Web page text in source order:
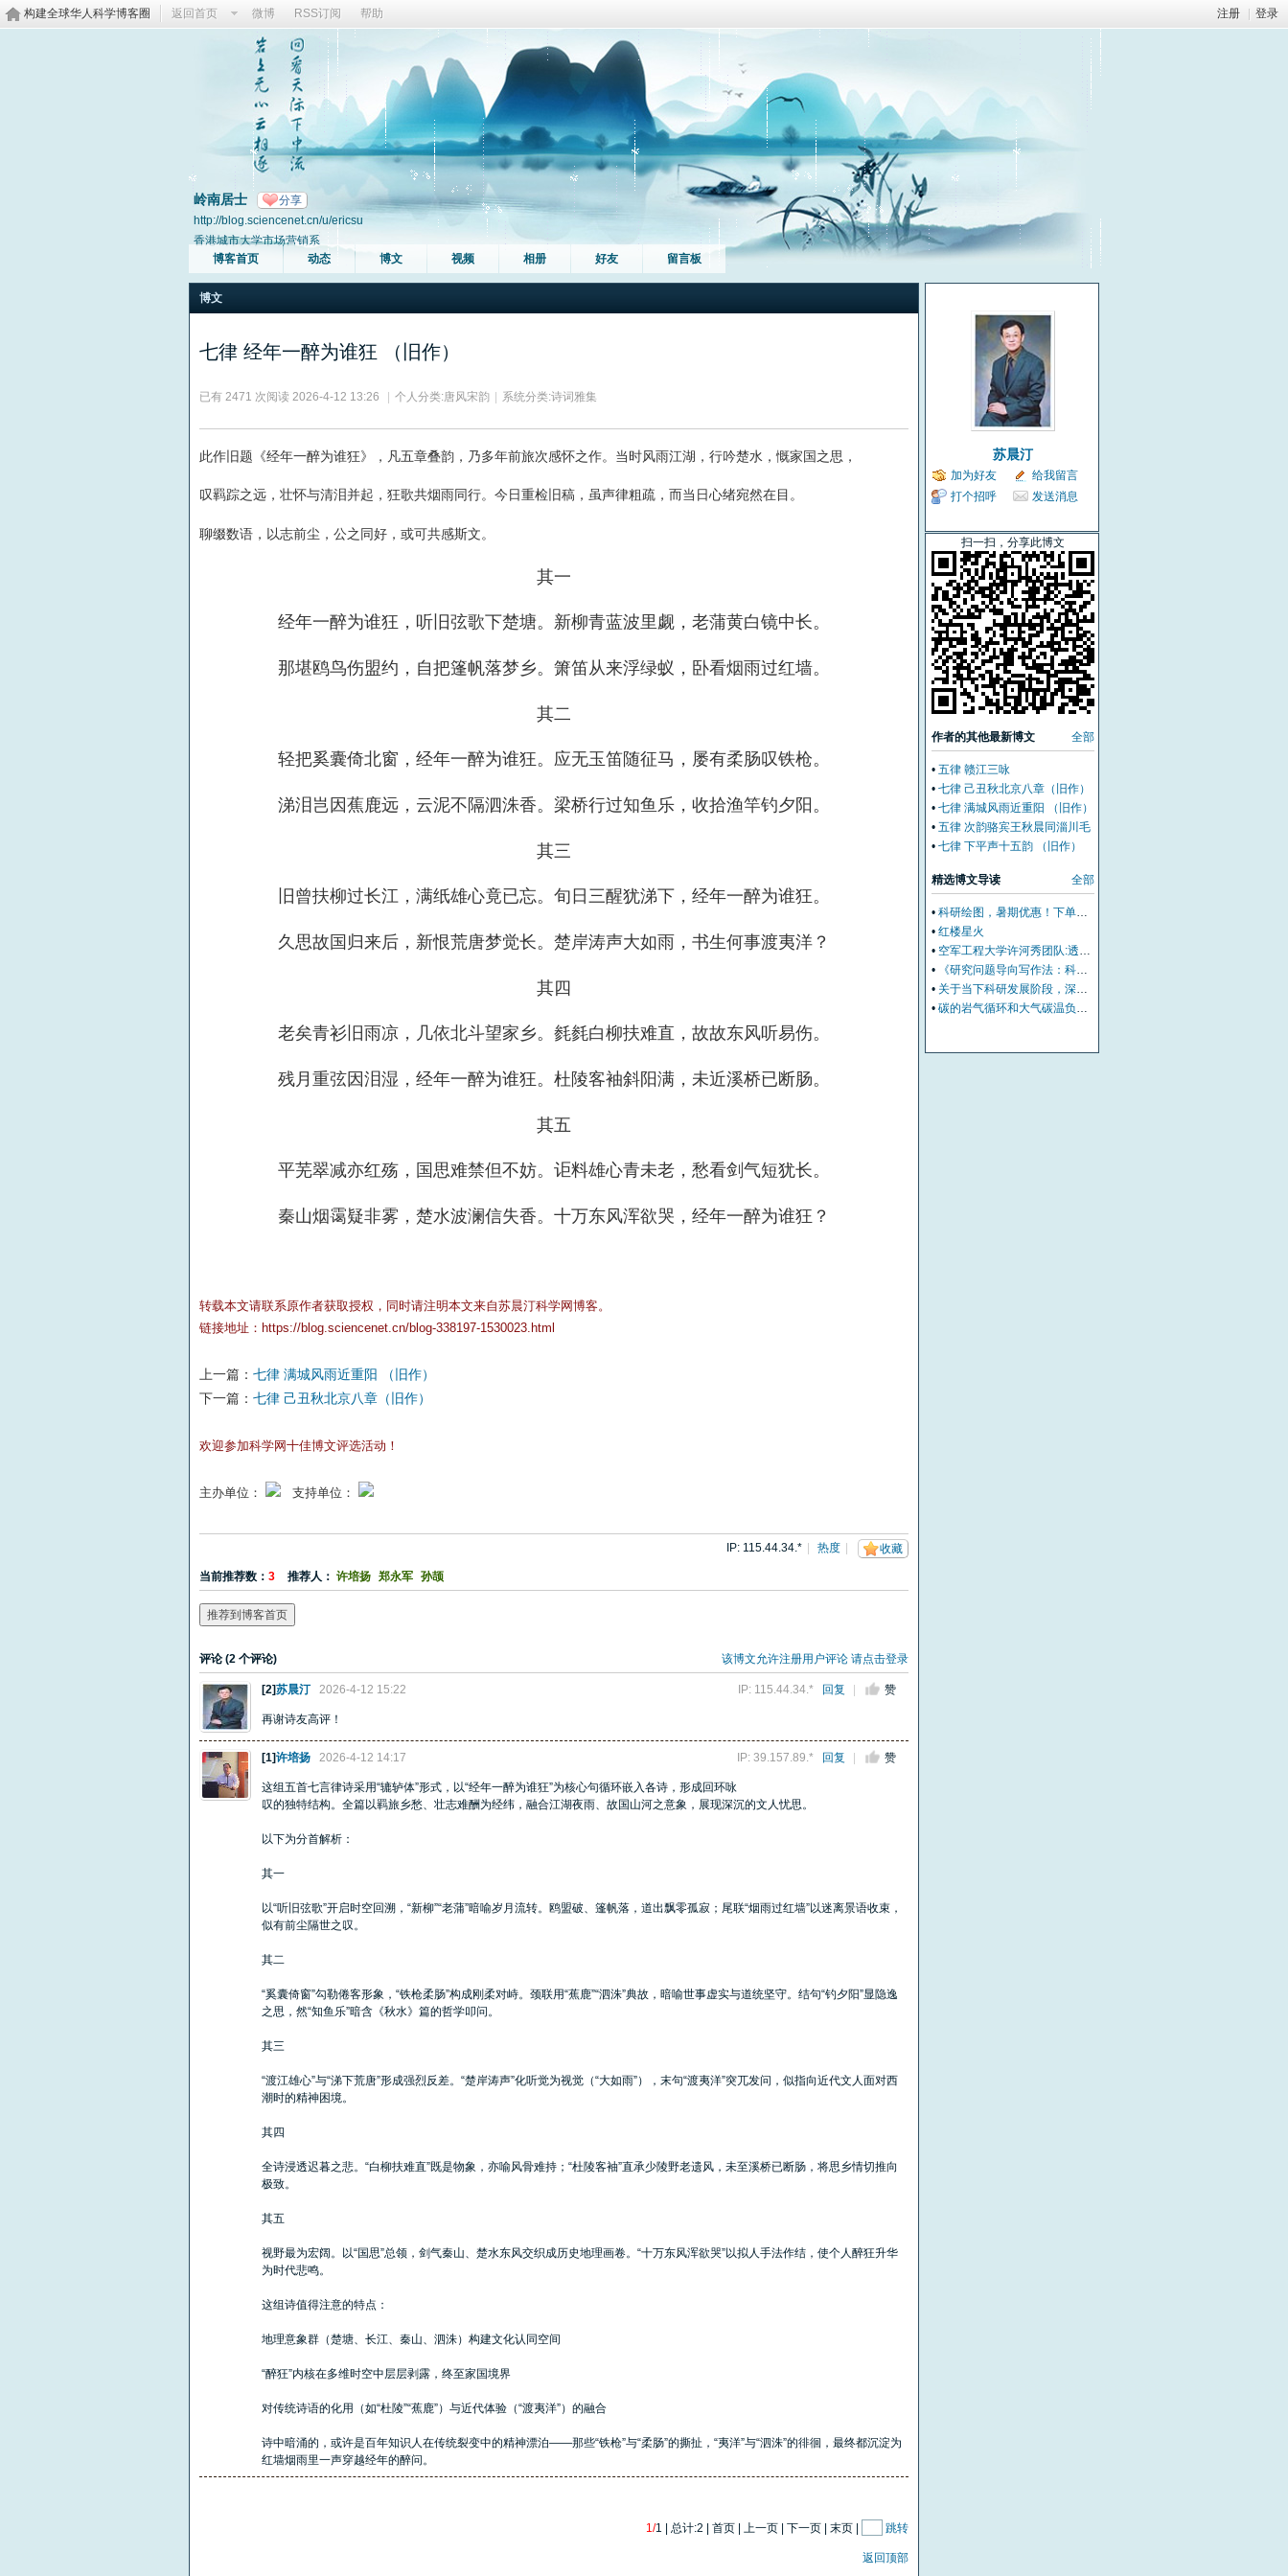
注册 登录
构建全球华人科学博客圈 返回首页 微博 RSS订阅 帮助
岭南居士 分享
http://blog.sciencenet.cn/u/ericsu
香港城市大学市场营销系
博客首页
动态 博文 视频 相册 好友 留言板
博文
七律 经年一醉为谁狂 （旧作）
已有 2471 次阅读 2026-4-12 13:26 个人分类:唐风宋韵 系统分类:诗词雅集
此作旧题《经年一醉为谁狂》，凡五章叠韵，乃多年前旅次感怀之作。当时风雨江湖，行吟楚水，慨家国之思，
叹羁踪之远，壮怀与清泪并起，狂歌共烟雨同行。今日重检旧稿，虽声律粗疏，而当日心绪宛然在目。
聊缀数语，以志前尘，公之同好，或可共感斯文。
其一
经年一醉为谁狂，听旧弦歌下楚塘。新柳青蓝波里觑，老蒲黄白镜中长。
那堪鸥鸟伤盟约，自把篷帆落梦乡。箫笛从来浮绿蚁，卧看烟雨过红墙。
其二
轻把奚囊倚北窗，经年一醉为谁狂。应无玉笛随征马，屡有柔肠叹铁枪。
涕泪岂因蕉鹿远，云泥不隔泗洙香。梁桥行过知鱼乐，收拾渔竿钓夕阳。
其三
旧曾扶柳过长江，满纸雄心竟已忘。旬日三醒犹涕下，经年一醉为谁狂。
久思故国归来后，新恨荒唐梦觉长。楚岸涛声大如雨，书生何事渡夷洋？
其四
老矣青衫旧雨凉，几依北斗望家乡。毵毵白柳扶难直，故故东风听易伤。
残月重弦因泪湿，经年一醉为谁狂。杜陵客袖斜阳满，未近溪桥已断肠。
其五
平芜翠减亦红殇，国思难禁但不妨。讵料雄心青未老，愁看剑气短犹长。
秦山烟霭疑非雾，楚水波澜信失香。十万东风浑欲哭，经年一醉为谁狂？
转载本文请联系原作者获取授权，同时请注明本文来自苏晨汀科学网博客。
链接地址： https://blog.sciencenet.cn/blog-338197-1530023.html
上一篇： 七律 满城风雨近重阳 （旧作）
下一篇： 七律 己丑秋北京八章（旧作）
欢迎参加科学网十佳博文评选活动！
主办单位： 支持单位：
收藏
IP: 115.44.34.* | 热度 |
当前推荐数： 3 推荐人： 许培扬 郑永军 孙颉
推荐到博客首页
该博文允许注册用户评论 请点击登录
评论 (2 个评论)
IP: 115.44.34.* 回复 赞
[2]苏晨汀 2026-4-12 15:22
再谢诗友高评！
IP: 39.157.89.* 回复 赞
[1]许培扬 2026-4-12 14:17
这组五首七言律诗采用“辘轳体”形式，以“经年一醉为谁狂”为核心句循环嵌入各诗，形成回环咏
叹的独特结构。全篇以羁旅乡愁、壮志难酬为经纬，融合江湖夜雨、故国山河之意象，展现深沉的文人忧思。
以下为分首解析：
其一​
以“听旧弦歌”开启时空回溯，“新柳”“老蒲”暗喻岁月流转。鸥盟破、篷帆落，道出飘零孤寂；尾联“烟雨过红墙”以迷离景语收束，
似有前尘隔世之叹。
其二​
“奚囊倚窗”勾勒倦客形象，“铁枪柔肠”构成刚柔对峙。颈联用“蕉鹿”“泗洙”典故，暗喻世事虚实与道统坚守。结句“钓夕阳”显隐逸
之思，然“知鱼乐”暗含《秋水》篇的哲学叩问。
其三​
“渡江雄心”与“涕下荒唐”形成强烈反差。“楚岸涛声”化听觉为视觉（“大如雨”），末句“渡夷洋”突兀发问，似指向近代文人面对西
潮时的精神困境。
其四​
全诗浸透迟暮之悲。“白柳扶难直”既是物象，亦喻风骨难持；“杜陵客袖”直承少陵野老遗风，未至溪桥已断肠，将思乡情切推向
极致。
其五​
视野最为宏阔。以“国思”总领，剑气秦山、楚水东风交织成历史地理画卷。“十万东风浑欲哭”以拟人手法作结，使个人醉狂升华
为时代悲鸣。
这组诗值得注意的特点：
地理意象群（楚塘、长江、秦山、泗洙）构建文化认同空间
“醉狂”内核在多维时空中层层剥露，终至家国境界
对传统诗语的化用（如“杜陵”“蕉鹿”）与近代体验（“渡夷洋”）的融合
诗中暗涌的，或许是百年知识人在传统裂变中的精神漂泊——那些“铁枪”与“柔肠”的撕扯，“夷洋”与“泗洙”的徘徊，最终都沉淀为
红墙烟雨里一声穿越经年的醉问。
1/1 | 总计:2 | 首页 | 上一页 | 下一页 | 末页 | 跳转
返回顶部
苏晨汀
加为好友
给我留言
打个招呼
发送消息
扫一扫，分享此博文
全部
作者的其他最新博文
• 五律 赣江三咏
• 七律 己丑秋北京八章（旧作）
• 七律 满城风雨近重阳 （旧作）
• 五律 次韵骆宾王秋晨同淄川毛
司马秋九咏 (旧作）
• 七律 下平声十五韵 （旧作）
全部
精选博文导读
• 科研绘图，暑期优惠！下单立减500元
• 红楼星火
• 空军工程大学许河秀团队:透明混沌编码超表面，解锁雷达-红外兼容隐身多尺度设计
•
《研究问题导向写作法：科研萌新首篇SCI/SSCI通关笔记》前言
• 关于当下科研发展阶段，深耕学术交流内生价值的相关建议
• 碳的岩气循环和大气碳温负反馈调节机制